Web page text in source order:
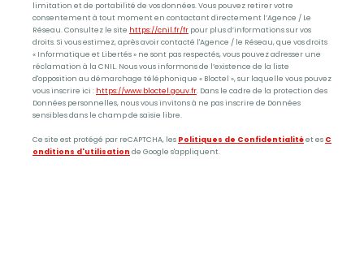
limitation et de portabilité de vos données. Vous pouvez retirer votre
consentement à tout moment en contactant directement l’Agence / Le
Réseau. Consultez le site https://cnil.fr/fr pour plus d’informations sur vos
droits. Si vous estimez, après avoir contacté l'Agence / le Réseau, que vos droits
« Informatique et Libertés » ne sont pas respectés, vous pouvez adresser une
réclamation à la CNIL. Nous vous informons de l’existence de la liste
d'opposition au démarchage téléphonique « Bloctel », sur laquelle vous pouvez
vous inscrire ici : https://www.bloctel.gouv.fr. Dans le cadre de la protection des
Données personnelles, nous vous invitons à ne pas inscrire de Données
sensibles dans le champ de saisie libre.
Ce site est protégé par reCAPTCHA, les Politiques de Confidentialitéet es C
onditions d'utilisation de Google s'appliquent.